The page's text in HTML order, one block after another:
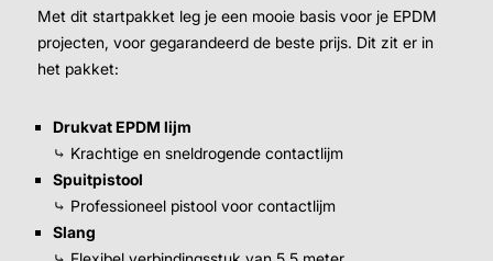
Met dit startpakket leg je een mooie basis voor je EPDM
projecten, voor gegarandeerd de beste prijs. Dit zit er in
het pakket:
Drukvat EPDM lijm
⤷ Krachtige en sneldrogende contactlijm
Spuitpistool
⤷ Professioneel pistool voor contactlijm
Slang